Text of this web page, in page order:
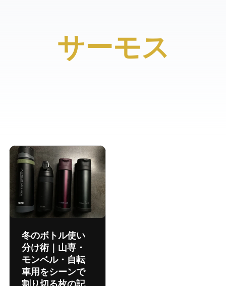
#サーモス
冬のボトル使い
分け術｜山専・
モンベル・自転
車用をシーンで